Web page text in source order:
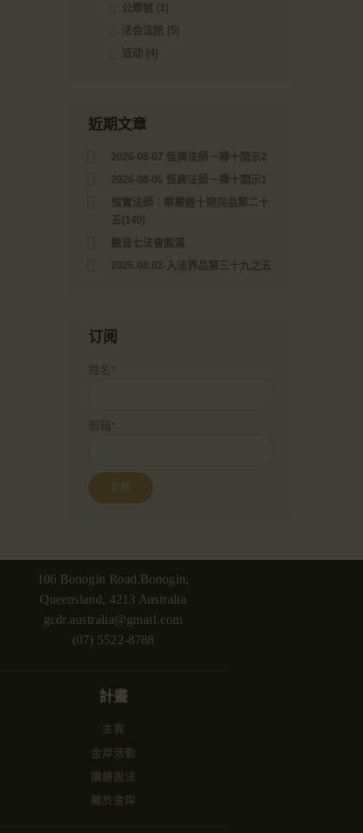
公眾號
(1)
法会法訊 (5)
活动 (4)
近期文章
2026-08-07 恆興法師－禪十開示2
2026-08-06 恆興法師－禪十開示1
恒實法師：華嚴經十迴向品第二十
五(140)
觀音七法會圓滿
2026.08.02-入法界品第三十九之五
订阅
姓名*
郵箱*
106 Bonogin Road,Bonogin,
Queensland, 4213 Australia
gcdr.australia@gmail.com
(07) 5522-8788
計畫
主頁
金岸活動
講經說法
關於金岸